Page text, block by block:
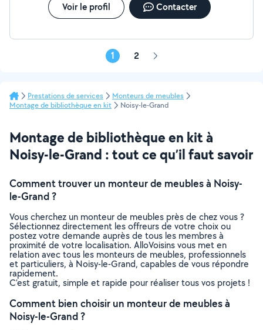
Voir le profil Contacter
1 2 Page
Prestations de services
Monteurs de meubles
Montage de bibliothèque en kit
Noisy-le-Grand
Montage de bibliothèque en kit à
Noisy-le-Grand : tout ce qu’il faut savoir
Comment trouver un monteur de meubles à Noisy-
le-Grand ?
Vous cherchez un monteur de meubles près de chez vous ?
Sélectionnez directement les offreurs de votre choix ou
postez votre demande auprès de tous les membres à
proximité de votre localisation. AlloVoisins vous met en
relation avec tous les monteurs de meubles, professionnels
et particuliers, à Noisy-le-Grand, capables de vous répondre
rapidement.
C’est gratuit, simple et rapide pour réaliser tous vos projets !
Comment bien choisir un monteur de meubles à
Noisy-le-Grand ?